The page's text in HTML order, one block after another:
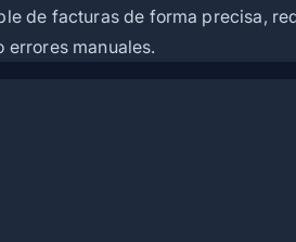
de facturas de forma precisa,
manuales.